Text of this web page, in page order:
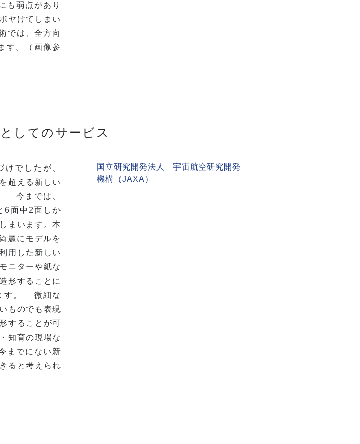
も弱点があり
ヤけてしまい
では、全方向
す。（画像参
してのサービス
でしたが、
超える新しい
今までは、
6面中2面しか
まいます。本
麗にモデルを
用した新しい
ニターや紙な
形することに
す。 微細な
ものでも表現
することが可
知育の現場な
までにない新
ると考えられ
国立研究開発法人 宇宙航空研究開発
機構（JAXA）